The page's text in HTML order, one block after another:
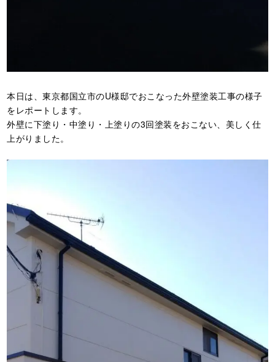
本日は、東京都国立市のU様邸でおこなった外壁塗装工事の様子
をレポートします。
外壁に下塗り・中塗り・上塗りの3回塗装をおこない、美しく仕
上がりました。